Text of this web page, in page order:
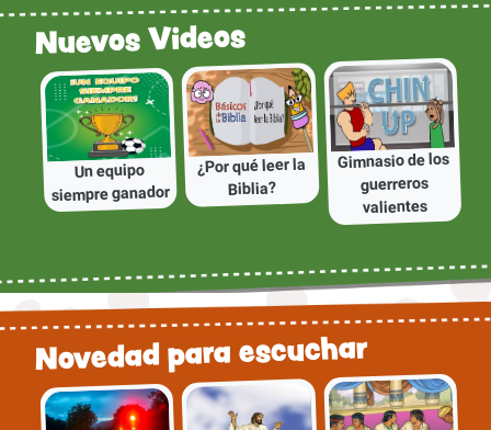
Nuevos Videos
Un equipo
siempre ganador
¿Por qué leer la
Biblia?
Gimnasio de los
guerreros
valientes
Novedad para escuchar